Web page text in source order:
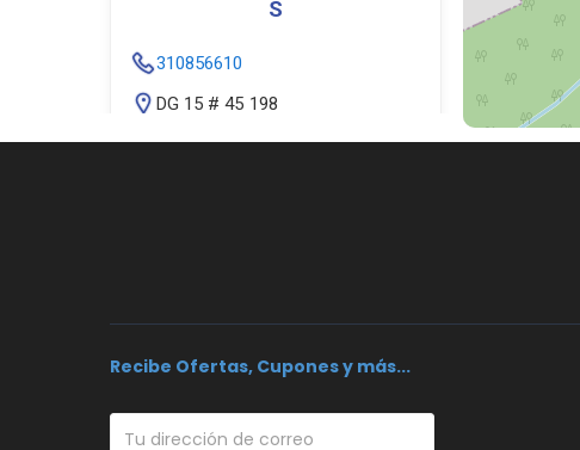
S
310856610
DG 15 # 45 198
Recibe Ofertas, Cupones y más...